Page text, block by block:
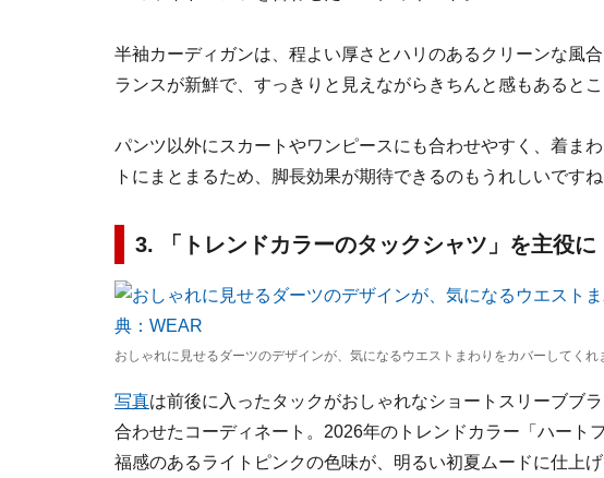
半袖カーディガンは、程よい厚さとハリのあるクリーンな風
ランスが新鮮で、すっきりと見えながらきちんと感もあるとこ
パンツ以外にスカートやワンピースにも合わせやすく、着ま
トにまとまるため、脚長効果が期待できるのもうれしいですね
3. 「トレンドカラーのタックシャツ」を主役に
おしゃれに見せるダーツのデザインが、気になるウエストまわりをカバーしてく
写真は前後に入ったタックがおしゃれなショートスリーブブ
合わせたコーディネート。2026年のトレンドカラー「ハート
福感のあるライトピンクの色味が、明るい初夏ムードに仕上げ